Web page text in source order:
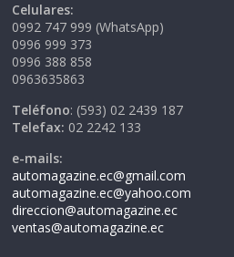
Celulares:
0992 747 999 (WhatsApp)
0996 999 373
0996 388 858
0963635863
Teléfono: (593) 02 2439 187
Telefax: 02 2242 133
e-mails:
automagazine.ec@gmail.com
automagazine.ec@yahoo.com
direccion@automagazine.ec
ventas@automagazine.ec